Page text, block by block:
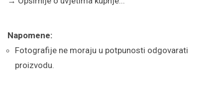
Napomene:
Fotografije ne moraju u potpunosti odgovarati
proizvodu.